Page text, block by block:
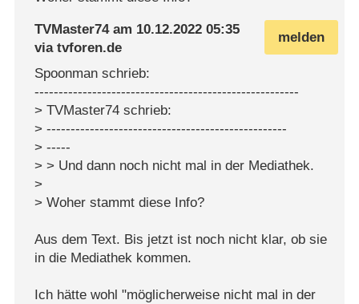
melden
TVMaster74am 10.12.2022 05:35
viatvforen.de
Spoonman schrieb:
-------------------------------------------------------
> TVMaster74 schrieb:
> --------------------------------------------------
> -----
> > Und dann noch nicht mal in der Mediathek.
>
> Woher stammt diese Info?
Aus dem Text. Bis jetzt ist noch nicht klar, ob sie
in die Mediathek kommen.
Ich hätte wohl "möglicherweise nicht mal in der